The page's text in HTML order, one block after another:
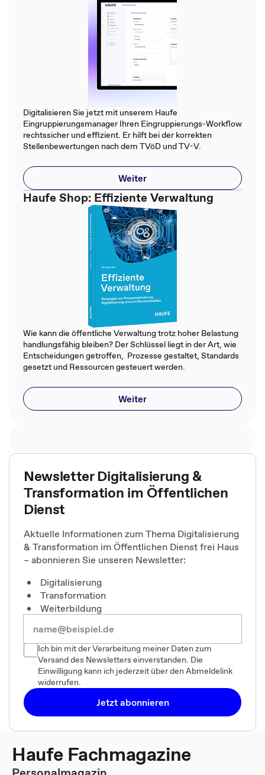
Digitalisieren Sie jetzt mit unserem Haufe
Eingruppierungsmanager Ihren Eingruppierungs-Workflow
rechtssicher und effizient. Er hilft bei der korrekten
Stellenbewertungen nach dem TVöD und TV-V.
Weiter
Haufe Shop: Effiziente Verwaltung
Wie kann die öffentliche Verwaltung trotz hoher Belastung
handlungsfähig bleiben? Der Schlüssel liegt in der Art, wie
Entscheidungen getroffen, Prozesse gestaltet, Standards
gesetzt und Ressourcen gesteuert werden.
Weiter
Newsletter Digitalisierung &
Transformation im Öffentlichen
Dienst
Aktuelle Informationen zum Thema Digitalisierung
& Transformation im Öffentlichen Dienst frei Haus
– abonnieren Sie unseren Newsletter:
Digitalisierung
Transformation
Weiterbildung
Ich bin mit der Verarbeitung meiner Daten zum
Versand des Newsletters einverstanden. Die
Einwilligung kann ich jederzeit über den Abmeldelink
widerrufen.
Jetzt abonnieren
Haufe Fachmagazine